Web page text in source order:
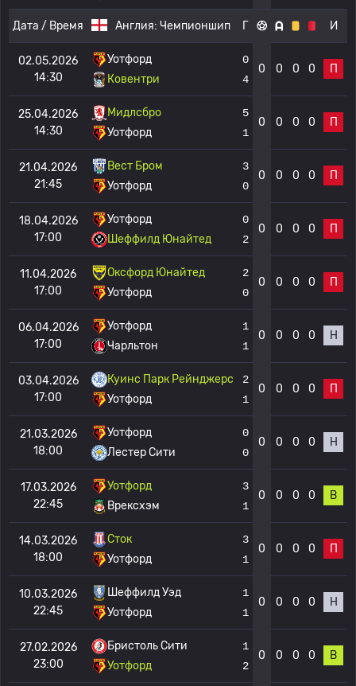
Дата / Время Англия: Чемпионшип Г И
02.05.2026
14:30
Уотфорд
Ковентри
0
4
0 0 0 0 П
25.04.2026
14:30
Мидлсбро
Уотфорд
5
1
0 0 0 0 П
21.04.2026
21:45
Вест Бром
Уотфорд
3
0
0 0 0 0 П
18.04.2026
17:00
Уотфорд
Шеффилд Юнайтед
0
2
0 0 0 0 П
11.04.2026
17:00
Оксфорд Юнайтед
Уотфорд
2
0
0 0 0 0 П
06.04.2026
17:00
Уотфорд
Чарльтон
1
1
0 0 0 0 Н
03.04.2026
17:00
Куинс Парк Рейнджерс
Уотфорд
2
1
0 0 0 0 П
21.03.2026
18:00
Уотфорд
Лестер Сити
0
0
0 0 0 0 Н
17.03.2026
22:45
Уотфорд
Врексхэм
3
1
0 0 0 0 В
14.03.2026
18:00
Сток
Уотфорд
3
1
0 0 0 0 П
10.03.2026
22:45
Шеффилд Уэд
Уотфорд
1
1
0 0 0 0 Н
27.02.2026
23:00
Бристоль Сити
Уотфорд
1
2
0 0 0 0 В